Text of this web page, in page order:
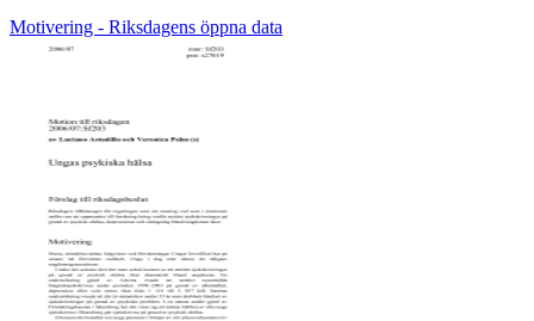
Motivering - Riksdagens öppna data